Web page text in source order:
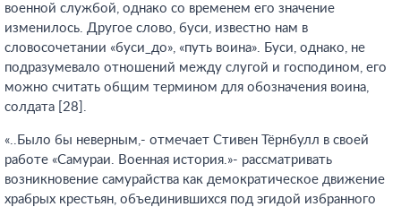
военной службой, однако со временем его значение
изменилось. Другое слово, буси, известно нам в
словосочетании «буси_до», «путь воина». Буси, однако, не
подразумевало отношений между слугой и господином, его
можно считать общим термином для обозначения воина,
солдата [28].
«..Было бы неверным,- отмечает Стивен Тёрнбулл в своей
работе «Самураи. Военная история.»- рассматривать
возникновение самурайства как демократическое движение
храбрых крестьян, объединившихся под эгидой избранного